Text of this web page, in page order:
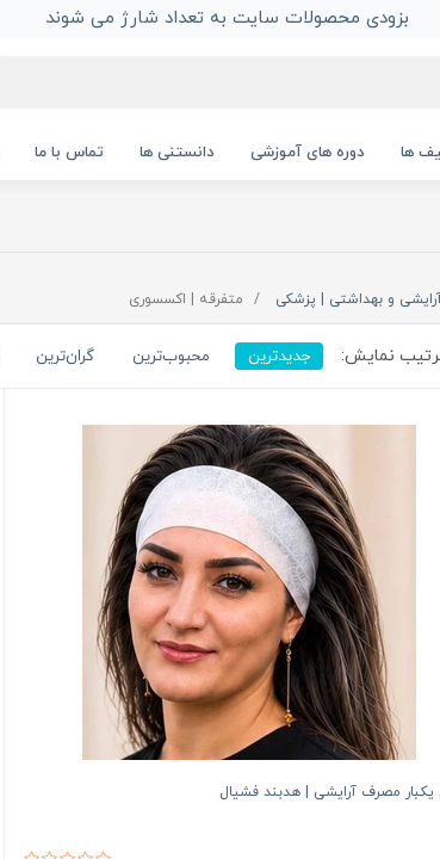
بزودی محصولات سایت به تعداد شارژ می شوند
ها دوره های آموزشی دانستنی ها تماس با ما
و بهداشتی | پزشکی متفرقه | اکسسوری
نمایش: جدیدترین محبوب‌ترین گران‌ترین
یکبار مصرف آرایشی | هدبند فشیال